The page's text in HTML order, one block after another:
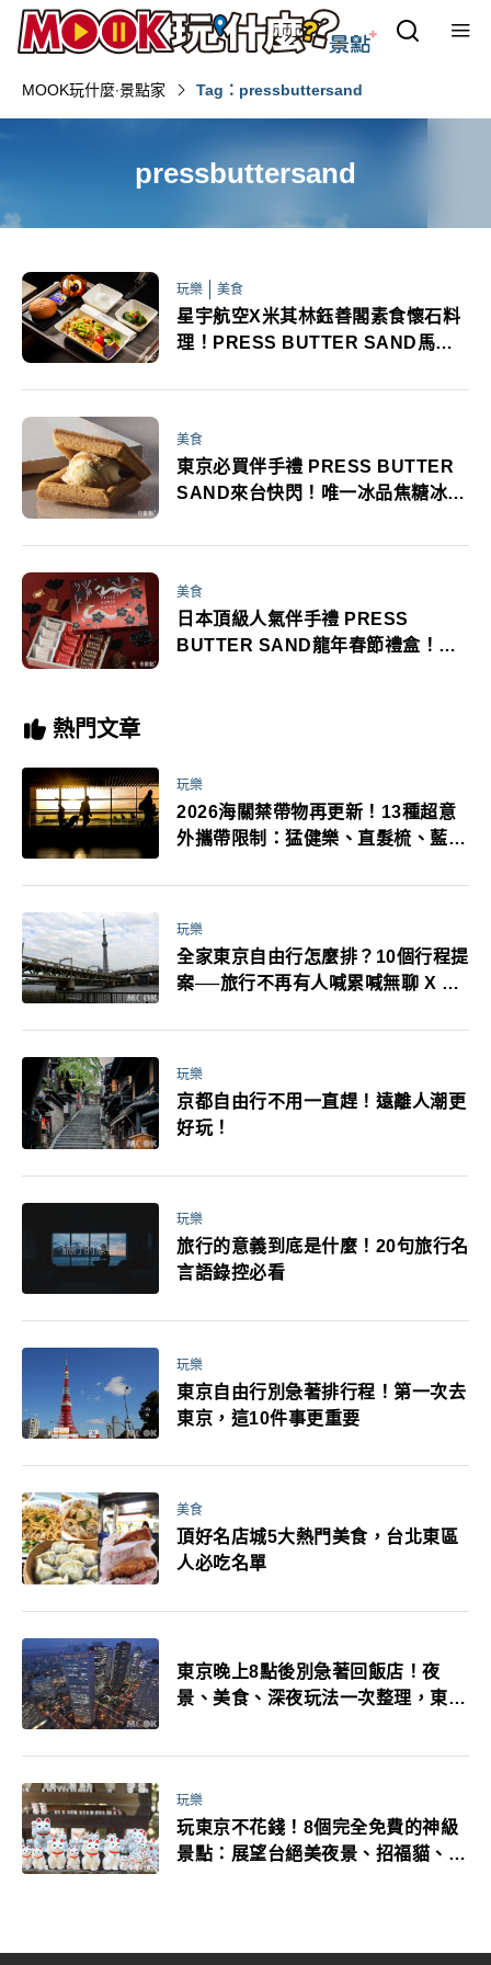
MOOK玩什麼‧景點家 Tag：pressbuttersand
pressbuttersand
玩樂 美食
星宇航空X米其林鈺善閣素食懷石料
理！PRESS BUTTER SAND馬修
美食
東京必買伴手禮 PRESS BUTTER
SAND來台快閃！唯一冰品焦糖冰淇
美食
日本頂級人氣伴手禮 PRESS
BUTTER SAND龍年春節禮盒！插
熱門文章
玩樂
2026海關禁帶物再更新！13種超意
外攜帶限制：猛健樂、直髮梳、藍牙
萬！注意事項一次看！
玩樂
全家東京自由行怎麼排？10個行程提
案──旅行不再有人喊累喊無聊 X 爸
玩樂
京都自由行不用一直趕！遠離人潮更
好玩！
玩樂
旅行的意義到底是什麼！20句旅行名
言語錄控必看
玩樂
東京自由行別急著排行程！第一次去
東京，這10件事更重要
美食
頂好名店城5大熱門美食，台北東區
人必吃名單
東京晚上8點後別急著回飯店！夜
景、美食、深夜玩法一次整理，東京
玩樂
玩東京不花錢！8個完全免費的神級
景點：展望台絕美夜景、招福貓、皇